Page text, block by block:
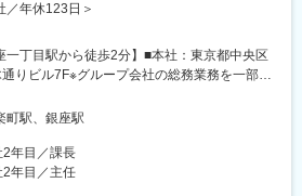
／年休123日＞
一丁目駅から徒歩2分】■本社：東京都中央区
りビル7F※グループ会社の総務業務を一部お
勤務となる可能性がありますが、勤務地や処
件に変わりはありません。＜アクセス＞・
分・JR山手線、JR京浜東北線、東京メトロ
より徒歩4分※受動喫煙対策：あり（社内禁
町駅、銀座駅
年目／課長
年目／主任